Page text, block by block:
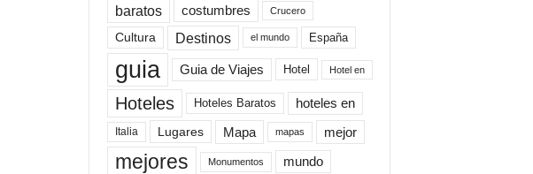
baratos costumbres Crucero
Cultura Destinos el mundo España
guia Guia de Viajes Hotel Hotel en
Hoteles Hoteles Baratos hoteles en
Italia Lugares Mapa mapas mejor
mejores Monumentos mundo